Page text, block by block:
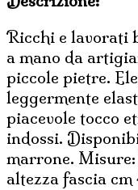
8,50€.
Ricchi e lavorati
a mano da
piccole pietre.
leggermente
piacevole tocco
indossi.
marrone.
altezza fascia